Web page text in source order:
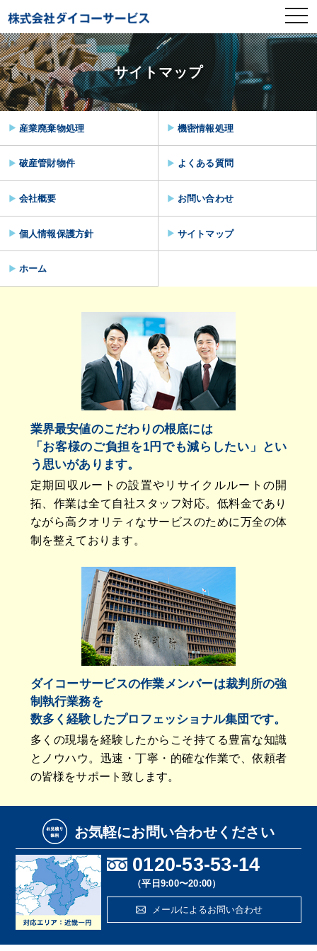
サイトマップ
産業廃棄物処理 機密情報処理
破産管財物件 よくある質問
会社概要 お問い合わせ
個人情報保護方針 サイトマップ
ホーム
業界最安値のこだわりの根底には
「お客様のご負担を1円でも減らしたい」とい
う思いがあります。
定期回収ルートの設置やリサイクルルートの開
拓、作業は全て自社スタッフ対応。低料金であり
ながら高クオリティなサービスのために万全の体
制を整えております。
ダイコーサービスの作業メンバーは裁判所の強
制執行業務を
数多く経験したプロフェッショナル集団です。
多くの現場を経験したからこそ持てる豊富な知識
とノウハウ。迅速・丁寧・的確な作業で、依頼者
の皆様をサポート致します。
お気軽にお問い合わせください
0120-53-53-14
（平日9:00〜20:00）
メールによるお問い合わせ